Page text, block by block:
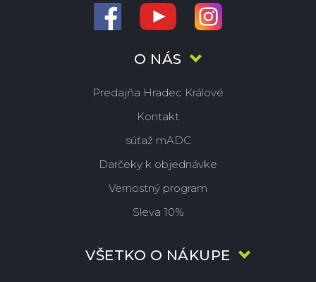
O NÁS
Predajňa Hradec Králové
Kontakt
súťaž mADC
Darčeky k objednávke
Vernostný program
Sleva 10%
VŠETKO O NÁKUPE